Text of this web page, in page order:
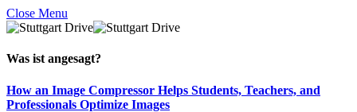
Close Menu
Was ist angesagt?
How an Image Compressor Helps Students, Teachers, and
Professionals Optimize Images